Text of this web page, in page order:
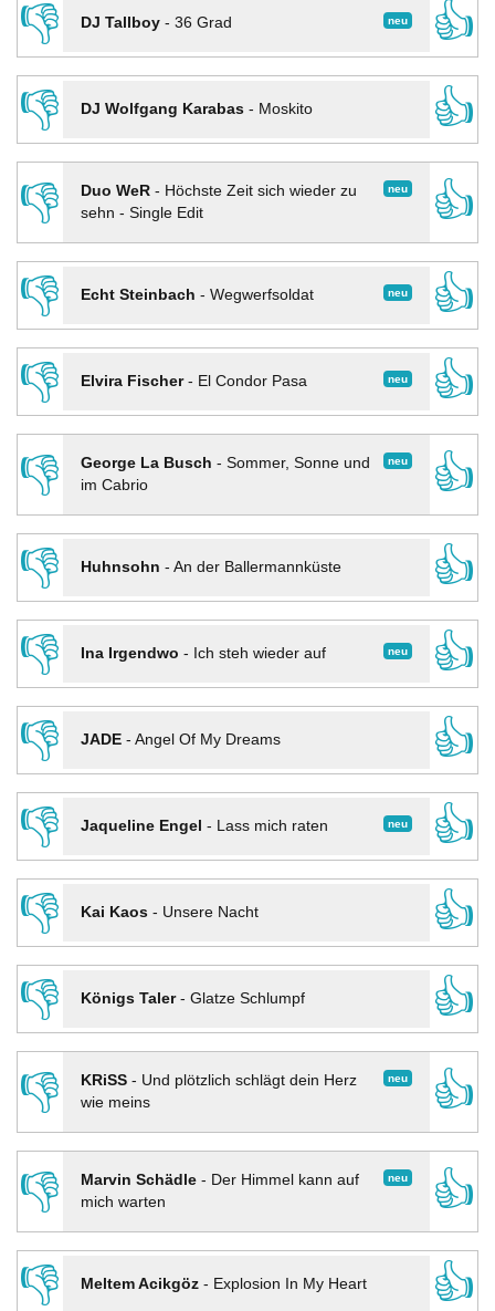
👎 neu
DJ Tallboy- 36 Grad
👍
👎
DJ Wolfgang Karabas- Moskito
👍
👎
neu
Duo WeR- Höchste Zeit sich wieder zu
sehn - Single Edit
👍
👎
neu
Echt Steinbach - Wegwerfsoldat
👍
👎
neu
Elvira Fischer- El Condor Pasa
👍
👎
neu
George La Busch - Sommer, Sonne und
im Cabrio
👍
👎
Huhnsohn - An der Ballermannküste
👍
👎
neu
Ina Irgendwo - Ich steh wieder auf
👍
👎
JADE- Angel Of My Dreams
👍
👎
neu
Jaqueline Engel - Lass mich raten
👍
👎
Kai Kaos- Unsere Nacht
👍
👎
Königs Taler- Glatze Schlumpf
👍
👎
neu
KRiSS- Und plötzlich schlägt dein Herz
wie meins
👍
👎 neu
Marvin Schädle- Der Himmel kann auf
mich warten
👍
👎
Meltem Acikgöz- Explosion In My Heart
👍